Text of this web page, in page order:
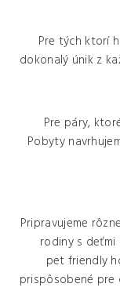
Pre tých ktorí
dokonalý únik z
Pre páry,
Pobyty
Pripravujeme
rodiny s deťmi
pet friendly
prispôsobené pre